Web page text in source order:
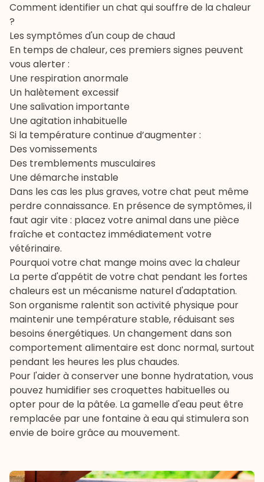
Comment identifier un chat qui souffre de la chaleur
?
Les symptômes d'un coup de chaud
En temps de chaleur, ces premiers signes peuvent
vous alerter :
Une respiration anormale
Un halètement excessif
Une salivation importante
Une agitation inhabituelle
Si la température continue d’augmenter :
Des vomissements
Des tremblements musculaires
Une démarche instable
Dans les cas les plus graves, votre chat peut même
perdre connaissance. En présence de symptômes, il
faut agir vite : placez votre animal dans une pièce
fraîche et contactez immédiatement votre
vétérinaire.
Pourquoi votre chat mange moins avec la chaleur
La perte d'appétit de votre chat pendant les fortes
chaleurs est un mécanisme naturel d'adaptation.
Son organisme ralentit son activité physique pour
maintenir une température stable, réduisant ses
besoins énergétiques. Un changement dans son
comportement alimentaire est donc normal, surtout
pendant les heures les plus chaudes.
Pour l'aider à conserver une bonne hydratation, vous
pouvez humidifier ses croquettes habituelles ou
opter pour de la pâtée. La gamelle d'eau peut être
remplacée par une fontaine à eau qui stimulera son
envie de boire grâce au mouvement.